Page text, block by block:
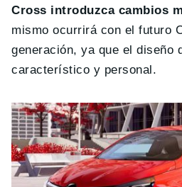
Cross introduzca cambios
mismo ocurrirá con el futuro
generación, ya que el diseño
característico y personal.